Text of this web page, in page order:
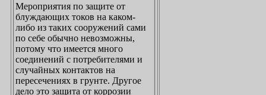
Мероприятия по защите от
блуждающих токов на каком-
либо из таких сооружений сами
по себе обычно невозможны,
потому что имеется много
соединений с потребителями и
случайных контактов на
пересечениях в грунте. Другое
дело это защита от коррозии